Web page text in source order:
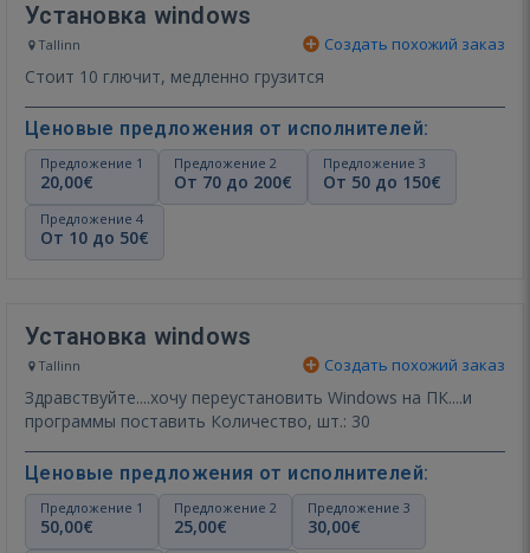
Установка windows
Tallinn Создать похожий заказ
Стоит 10 глючит, медленно грузится
Ценовые предложения от исполнителей:
Предложение 1
20,00€
Предложение 2
От 70 до 200€
Предложение 3
От 50 до 150€
Предложение 4
От 10 до 50€
Установка windows
Tallinn Создать похожий заказ
Здравствуйте....хочу переустановить Windows на ПК....и
программы поставить Количество, шт.: 30
Ценовые предложения от исполнителей:
Предложение 1
50,00€
Предложение 2
25,00€
Предложение 3
30,00€